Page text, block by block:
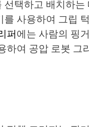
선택하고 배치하
를 사용하여 그립
퍼에는 사람의 핑
하여 공압 로봇 그